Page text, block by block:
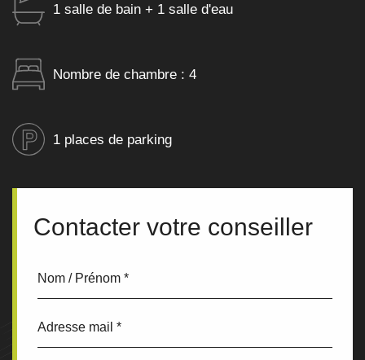
1 salle de bain + 1 salle d'eau
Nombre de chambre : 4
1 places de parking
Contacter votre conseiller